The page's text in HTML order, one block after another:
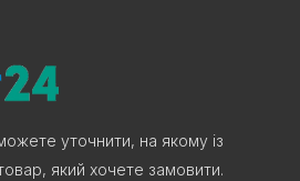
уточнити, на якому із
який хочете замовити.